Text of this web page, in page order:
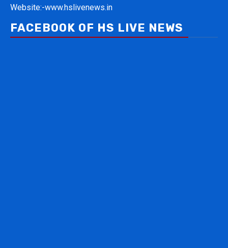
Website:-www.hslivenews.in
FACEBOOK OF HS LIVE NEWS